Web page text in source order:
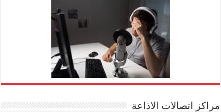
مراكز اتصالات الاذاعة